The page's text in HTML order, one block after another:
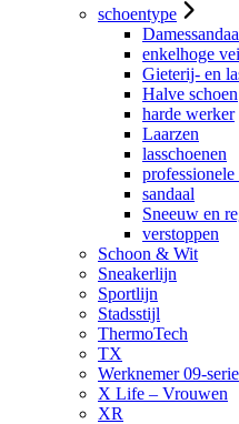
schoentype
enkelhoge
Gieterij- en
Halve schoen
harde werker
Laarzen
lasschoenen
professionele
sandaal
Sneeuw en
verstoppen
Schoon & Wit
Sneakerlijn
Sportlijn
Stadsstijl
ThermoTech
TX
Werknemer 09-serie
X Life – Vrouwen
XR